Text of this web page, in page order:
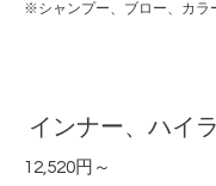
※シャンプー、ブロー、カラ
インナー、ハイ
12,520円～